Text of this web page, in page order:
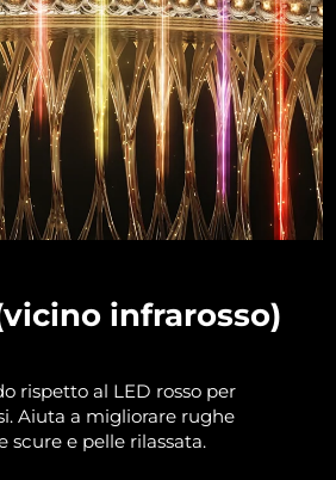
infrarosso)
rispetto al LED rosso per
Aiuta a migliorare rughe
scure e pelle rilassata.
Consegna stimata8/12/26
Consegna stimata8/13/26
Consegna stimata8/10/26
Consegna stimata8/14/26
8/10/26
Consegna stimata
Consegna stimata